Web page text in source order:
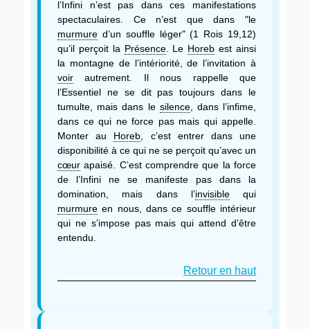
l’Infini n’est pas dans ces manifestations
spectaculaires. Ce n’est que dans "le
murmure d’un souffle léger" (1 Rois 19,12)
qu’il perçoit la Présence. Le Horeb est ainsi
la montagne de l’intériorité, de l’invitation à
voir autrement. Il nous rappelle que
l’Essentiel ne se dit pas toujours dans le
tumulte, mais dans le silence, dans l’infime,
dans ce qui ne force pas mais qui appelle.
Monter au Horeb , c’est entrer dans une
disponibilité à ce qui ne se perçoit qu’avec un
cœur apaisé. C’est comprendre que la force
de l’Infini ne se manifeste pas dans la
domination, mais dans l’invisiblequi
murmure en nous, dans ce souffle intérieur
qui ne s’impose pas mais qui attend d’être
entendu.
Retour en haut